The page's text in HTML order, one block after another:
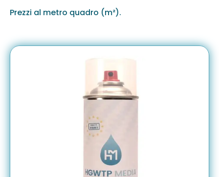
Prezzi al metro quadro (m²).